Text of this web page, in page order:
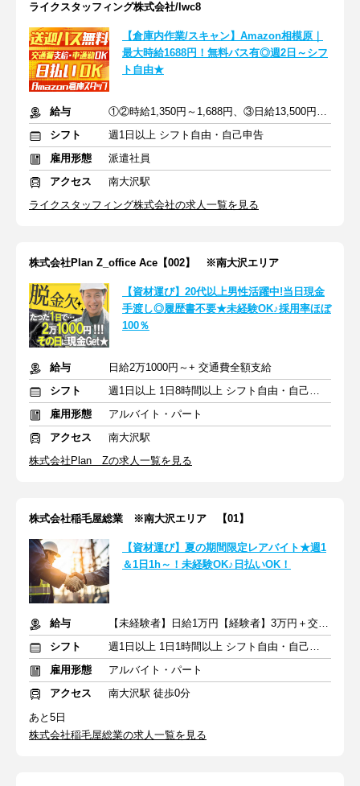
ライクスタッフィング株式会社/lwc8
【倉庫内作業/スキャン】Amazon相模原｜
最大時給1688円！無料バス有◎週2日～シフ
ト自由★
給与
①②時給1,350円～1,688円、③日給13,500円～15,528円
シフト
週1日以上 シフト自由・自己申告
雇用形態
派遣社員
アクセス
南大沢駅
ライクスタッフィング株式会社の求人一覧を見る
株式会社Plan Z_office Ace【002】 ※南大沢エリア
【資材運び】20代以上男性活躍中!当日現金
手渡し◎履歴書不要★未経験OK♪採用率ほぼ
100％
給与
日給2万1000円～+ 交通費全額支給
シフト
週1日以上 1日8時間以上 シフト自由・自己申告
雇用形態
アルバイト・パート
アクセス
南大沢駅
株式会社Plan Zの求人一覧を見る
株式会社稲毛屋総業 ※南大沢エリア 【01】
【資材運び】夏の期間限定レアバイト★週1
＆1日1h～！未経験OK♪日払いOK！
給与
【未経験者】日給1万円【経験者】3万円＋交通費支給
シフト
週1日以上 1日1時間以上 シフト自由・自己申告
雇用形態
アルバイト・パート
アクセス
南大沢駅 徒歩0分
あと5日
株式会社稲毛屋総業の求人一覧を見る